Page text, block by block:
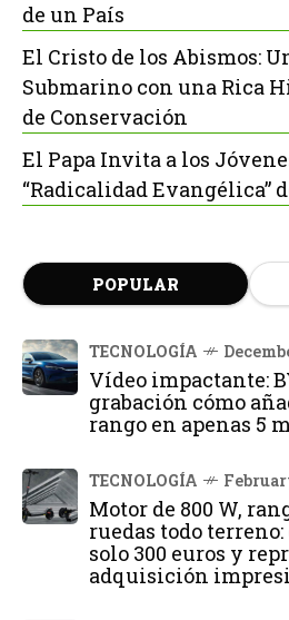
de un País
El Cristo de los Abismos:
Submarino con una Rica
de Conservación
El Papa Invita a los
“Radicalidad Evangélica”
POPULAR
TECNOLOGÍA
Vídeo impactante:
grabación cómo
rango en apenas 5
TECNOLOGÍA
Motor de 800 W,
ruedas todo
solo 300 euros y
adquisición